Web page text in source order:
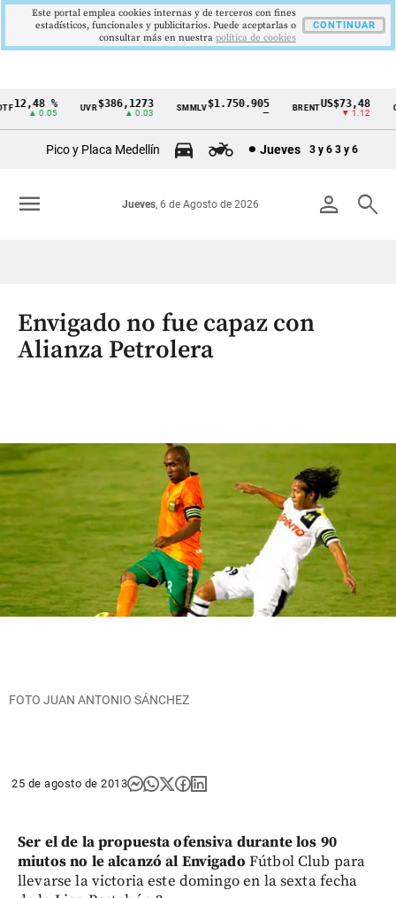
Cintillo
Colombia
12,48 %
▲ 0.05
UVR$386,1273
▲ 0.03
SMMLV$1.750.905 BRENTUS$73,48
▼ 1.12
Pico y Placa Medellín Jueves 3 y 6 3 y 6
person search
Jueves, 6 de Agosto de 2026
menu
Envigado no fue capaz con
Alianza Petrolera
FOTO JUAN ANTONIO SÁNCHEZ
25 de agosto de 2013
Ser el de la propuesta ofensiva durante los 90
miutos no le alcanzó al Envigado Fútbol Club para
llevarse la victoria este domingo en la sexta fecha
Este portal emplea cookies internas y de terceros con fines
estadísticos, funcionales y publicitarios. Puede aceptarlas o
consultar más en nuestra politica de cookies
CONTINUAR